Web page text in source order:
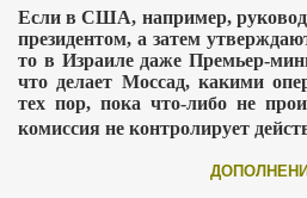
Если в США, например,
президентом, а затем
то в Израиле даже Премьер-
что делает Моссад, какими
тех пор, пока что-либо не
комиссия не контролирует